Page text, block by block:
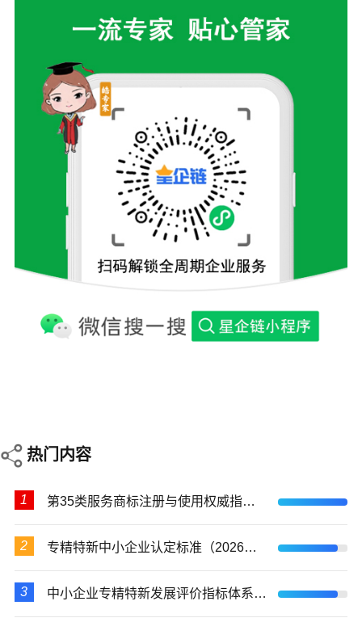
热门内容
1 第35类服务商标注册与使用权威指引：破解“万能类”误区，构建品牌护城河
2 专精特新中小企业认定标准（2026修订版）
3 中小企业专精特新发展评价指标体系（试行）